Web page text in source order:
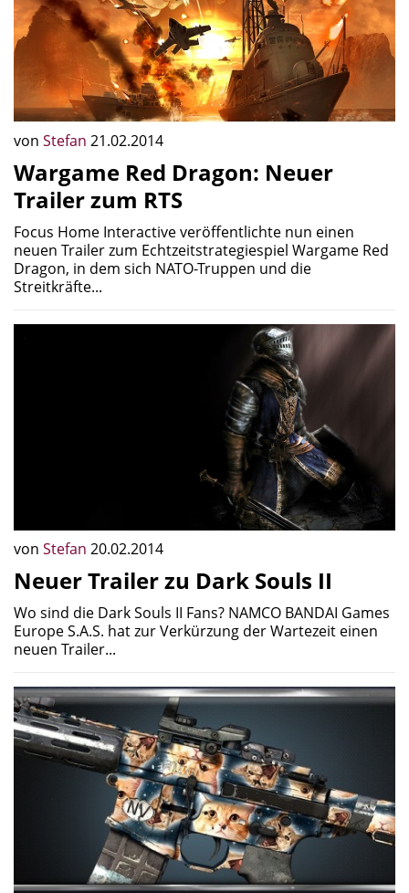
von Stefan 21.02.2014
Wargame Red Dragon: Neuer
Trailer zum RTS
Focus Home Interactive veröffentlichte nun einen
neuen Trailer zum Echtzeitstrategiespiel Wargame Red
Dragon, in dem sich NATO-Truppen und die
Streitkräfte...
von Stefan 20.02.2014
Neuer Trailer zu Dark Souls II
Wo sind die Dark Souls II Fans? NAMCO BANDAI Games
Europe S.A.S. hat zur Verkürzung der Wartezeit einen
neuen Trailer...